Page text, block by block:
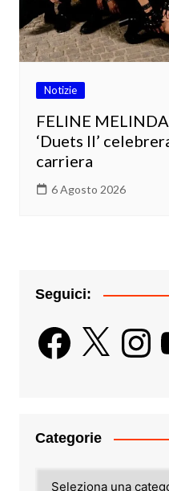
Notizie
FELINE
‘Duets II’
carriera
6 Agosto 2026
Seguici:
Facebook
X
Categorie